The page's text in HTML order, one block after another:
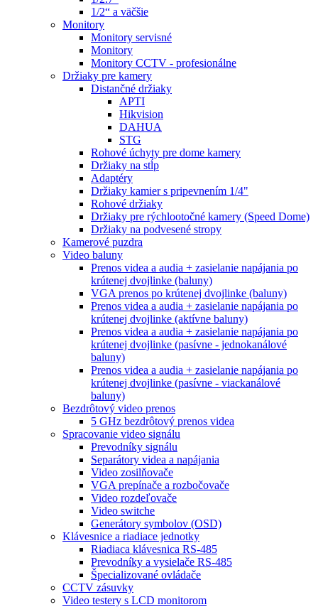
1/2“ a väčšie
Monitory
Monitory servisné
Monitory
Monitory CCTV - profesionálne
Držiaky pre kamery
Distančné držiaky
APTI
Hikvision
DAHUA
STG
Rohové úchyty pre dome kamery
Držiaky na stĺp
Adaptéry
Držiaky kamier s pripevnením 1/4"
Rohové držiaky
Držiaky pre rýchlootočné kamery (Speed Dome)
Držiaky na podvesené stropy
Kamerové puzdra
Video baluny
Prenos videa a audia + zasielanie napájania po
krútenej dvojlinke (baluny)
VGA prenos po krútenej dvojlinke (baluny)
Prenos videa a audia + zasielanie napájania po
krútenej dvojlinke (aktívne baluny)
Prenos videa a audia + zasielanie napájania po
krútenej dvojlinke (pasívne - jednokanálové
baluny)
Prenos videa a audia + zasielanie napájania po
krútenej dvojlinke (pasívne - viackanálové
baluny)
Bezdrôtový video prenos
5 GHz bezdrôtový prenos videa
Spracovanie video signálu
Prevodníky signálu
Separátory videa a napájania
Video zosilňovače
VGA prepínače a rozbočovače
Video rozdeľovače
Video switche
Generátory symbolov (OSD)
Klávesnice a riadiace jednotky
Riadiaca klávesnica RS-485
Prevodníky a vysielače RS-485
Špecializované ovládače
CCTV zásuvky
Video testery s LCD monitorom